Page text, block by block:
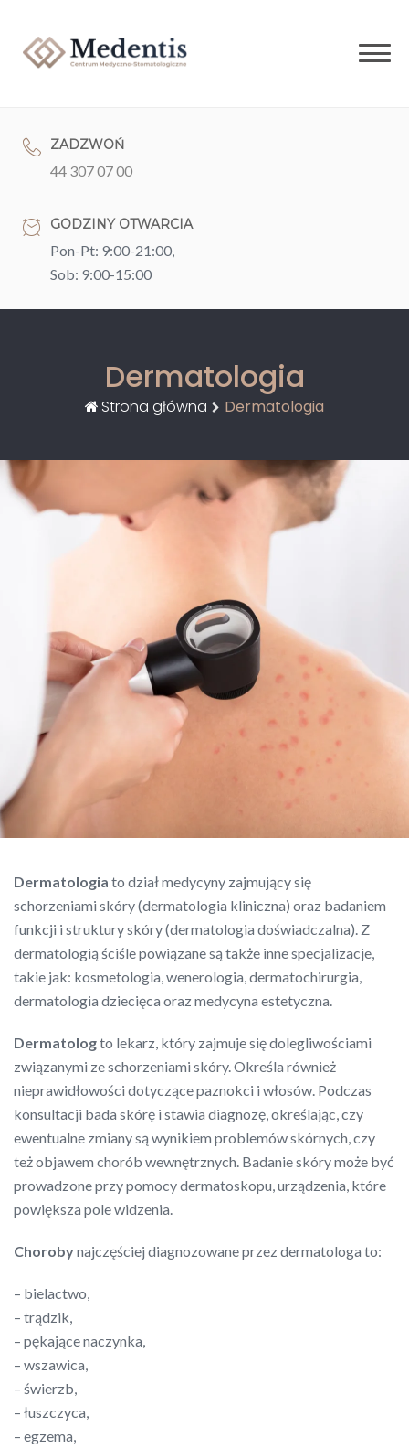
content
ZADZWOŃ
44 307 07 00
GODZINY OTWARCIA
Pon-Pt: 9:00-21:00,
Sob: 9:00-15:00
Dermatologia
Strona główna Dermatologia
Dermatologia to dział medycyny zajmujący się
schorzeniami skóry (dermatologia kliniczna) oraz badaniem
funkcji i struktury skóry (dermatologia doświadczalna). Z
dermatologią ściśle powiązane są także inne specjalizacje,
takie jak: kosmetologia, wenerologia, dermatochirurgia,
dermatologia dziecięca oraz medycyna estetyczna.
Dermatologto lekarz, który zajmuje się dolegliwościami
związanymi ze schorzeniami skóry. Określa również
nieprawidłowości dotyczące paznokci i włosów. Podczas
konsultacji bada skórę i stawia diagnozę, określając, czy
ewentualne zmiany są wynikiem problemów skórnych, czy
też objawem chorób wewnętrznych. Badanie skóry może być
prowadzone przy pomocy dermatoskopu, urządzenia, które
powiększa pole widzenia.
Chorobynajczęściej diagnozowane przez dermatologa to:
– bielactwo,
– trądzik,
– pękające naczynka,
– wszawica,
– świerzb,
– łuszczyca,
– egzema,